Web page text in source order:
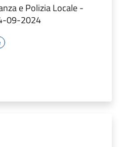
e Polizia Locale -
09-2024